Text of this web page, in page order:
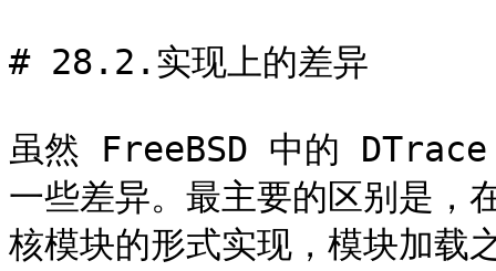
# 28.2.实现上的差异
虽然 FreeBSD 中的
一些差异。最主要的区别是
核模块的形式实现，模块加